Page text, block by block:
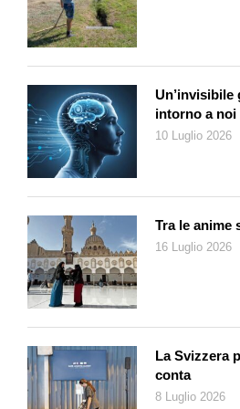
salotto vide l’abete nel suo vaso che
addobbarlo e ora il vento impetuoso
concedergli il sollievo della pioggia,
poteva raggiungerlo. Iris uscì per
decorazione caduta a terra e l’aria
quella delle estati al mare,
Si disse che non importava, che in
a tante altre.
Le grida che all’improvviso salirono
che la realtà prevaleva sulla
tornati. Come avanzi di temporale,
formavano rigagnoli umani che da
nello spazio protetto e coperto a
quarant’anni prima da un architetto
esigenze di privacy dei consumatori
metanfetamine. Iris pensò a bottiglie
organici e alla bimba tanto carina del
intorno a noi
10 Luglio 2026
Tra le anime
16 Luglio 2026
La Svizzera
conta
8 Luglio 2026